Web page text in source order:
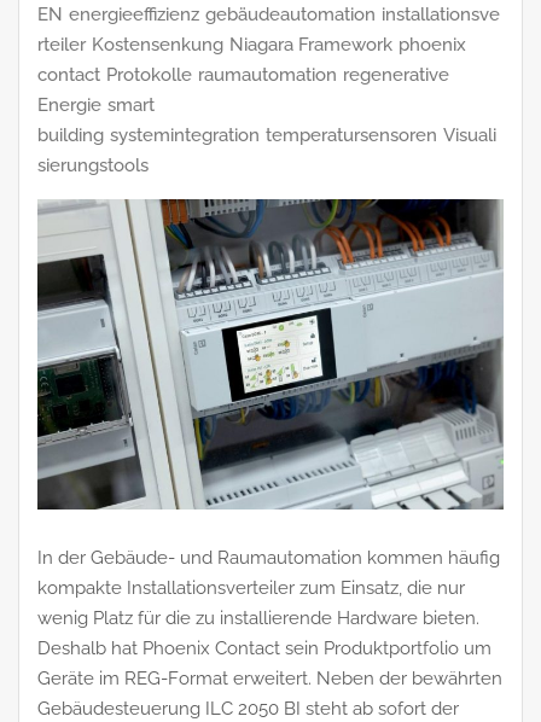
EN energieeffizienz gebäudeautomation installationsve
rteiler Kostensenkung Niagara Framework phoenix
contact Protokolle raumautomation regenerative
Energie smart
building systemintegration temperatursensoren Visuali
sierungstools
In der Gebäude- und Raumautomation kommen häufig
kompakte Installationsverteiler zum Einsatz, die nur
wenig Platz für die zu installierende Hardware bieten.
Deshalb hat Phoenix Contact sein Produktportfolio um
Geräte im REG-Format erweitert. Neben der bewährten
Gebäudesteuerung ILC 2050 BI steht ab sofort der